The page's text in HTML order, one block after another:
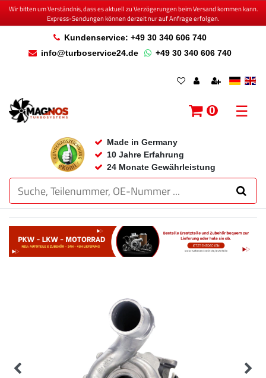
Wir bitten um Verständnis, dass es aktuell zu Verzögerungen beim Versand kommen kann.
Express-Sendungen können derzeit nur auf Anfrage erfolgen.
Kundenservice: +49 30 340 606 740
info@turboservice24.de
+49 30 340 606 740
Made in Germany
10 Jahre Erfahrung
24 Monate Gewährleistung
0 ☰